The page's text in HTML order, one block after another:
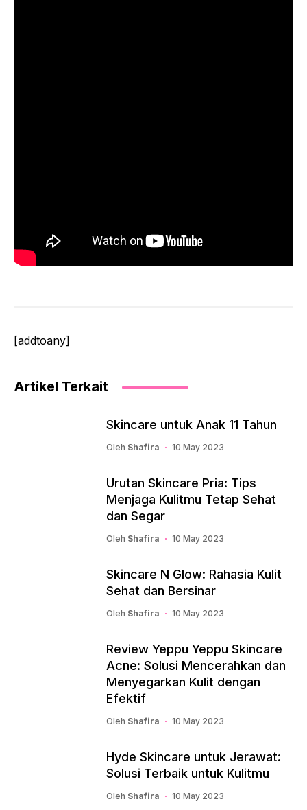
[addtoany]
Artikel Terkait
Skincare untuk Anak 11 Tahun
Oleh Shafira 10 May 2023
Urutan Skincare Pria: Tips
Menjaga Kulitmu Tetap Sehat
dan Segar
Oleh Shafira 10 May 2023
Skincare N Glow: Rahasia Kulit
Sehat dan Bersinar
Oleh Shafira 10 May 2023
Review Yeppu Yeppu Skincare
Acne: Solusi Mencerahkan dan
Menyegarkan Kulit dengan
Efektif
Oleh Shafira 10 May 2023
Hyde Skincare untuk Jerawat:
Solusi Terbaik untuk Kulitmu
Oleh Shafira 10 May 2023